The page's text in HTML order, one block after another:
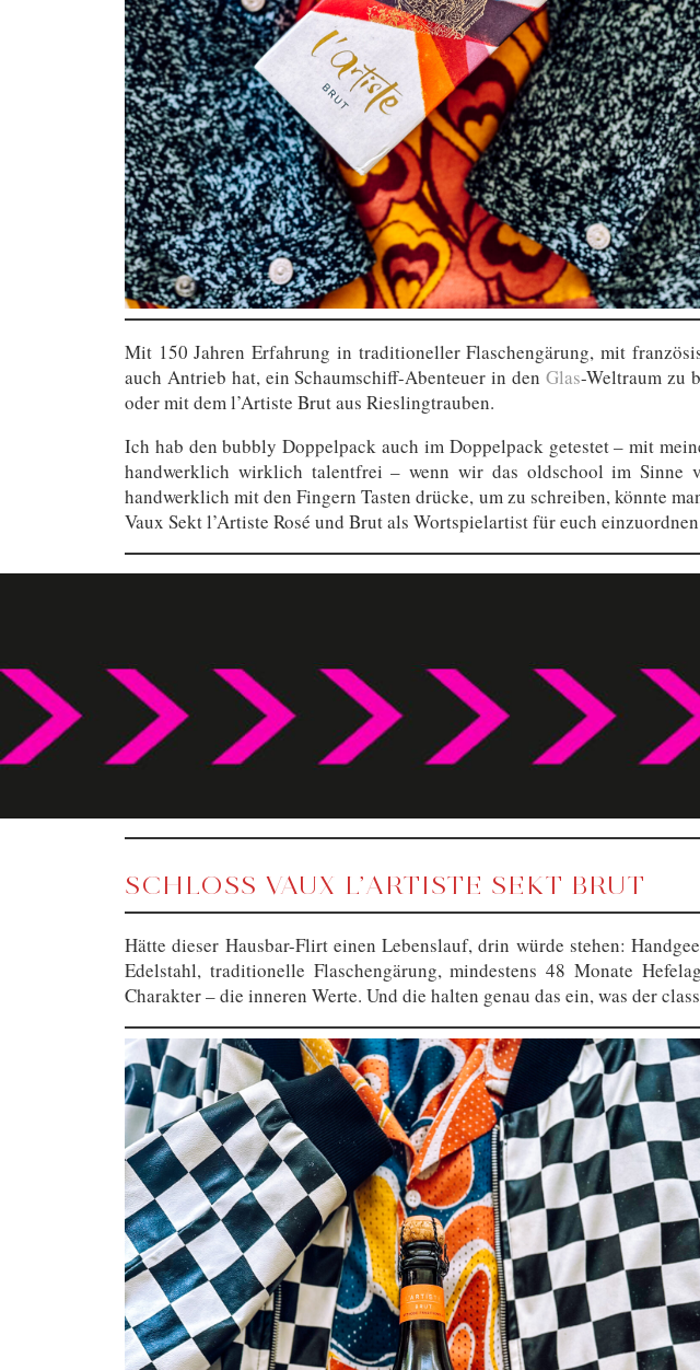
Mit 150 Jahren Erfahrung in traditioneller Flaschengärung, mit
auch Antrieb hat, ein Schaumschiff-Abenteuer in den Glas-Weltraum zu
oder mit dem l’Artiste Brut aus Rieslingtrauben.
Ich hab den bubbly Doppelpack auch im Doppelpack getestet – mit
handwerklich wirklich talentfrei – wenn wir das oldschool im Sinne
handwerklich mit den Fingern Tasten drücke, um zu schreiben, könnte
Vaux Sekt l’Artiste Rosé und Brut als Wortspielartist für euch
SCHLOSS VAUX L’ARTISTE SEKT BRUT
Hätte dieser Hausbar-Flirt einen Lebenslauf, drin würde stehen:
Edelstahl, traditionelle Flaschengärung, mindestens 48 Monate
Charakter – die inneren Werte. Und die halten genau das ein, was der